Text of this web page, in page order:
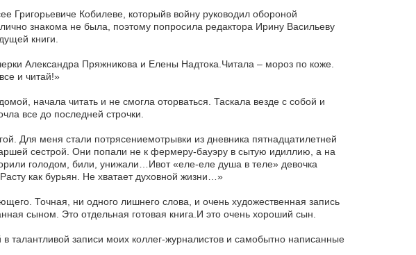
Григорьевиче Кобилеве, которыйв войну руководил обороной
знакома не была, поэтому попросила редактора Ирину Васильеву
книги.
Александра Пряжникова и Елены Надтока.Читала – мороз по коже.
и читай!»
начала читать и не смогла оторваться. Таскала везде с собой и
все до последней строчки.
Для меня стали потрясениемотрывки из дневника пятнадцатилетней
сестрой. Они попали не к фермеру-бауэру в сытую идиллию, а на
голодом, били, унижали…Ивот «еле-еле душа в теле» девочка
как бурьян. Не хватает духовной жизни…»
Точная, ни одного лишнего слова, и очень художественная запись
сыном. Это отдельная готовая книга.И это очень хороший сын.
талантливой записи моих коллег-журналистов и самобытно написанные